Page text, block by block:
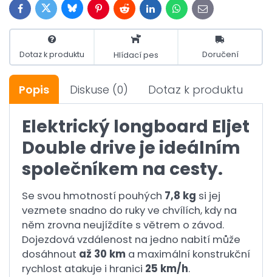
FacebookTwitterBlueskyPinterestRedditLinkedInWhatsApp
E-
mail
Dotaz k produktu Hlídací pes Doručení
Popis Diskuse (0) Dotaz k produktu
Elektrický longboard Eljet
Double drive je ideálním
společníkem na cesty.
Se svou hmotností pouhých 7,8 kg si jej
vezmete snadno do ruky ve chvílích, kdy na
něm zrovna neujíždíte s větrem o závod.
Dojezdová vzdálenost na jedno nabití může
dosáhnout až 30 km a maximální konstrukční
rychlost atakuje i hranici 25 km/h.